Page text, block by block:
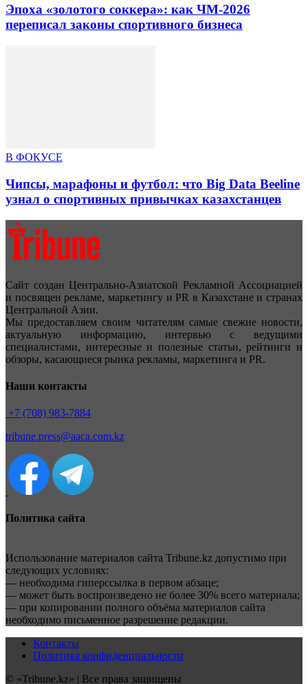
Эпоха «золотого соккера»: как ЧМ-2026
переписал законы спортивного бизнеса
В ФОКУСЕ
Чипсы, марафоны и футбол: что Big Data Beeline
узнал о спортивных привычках казахстанцев
Сайт создан Центрально-Азиатской Рекламной Ассоциацией
и посвящен рекламе, маркетингу и PR в Казахстане и странах
Центральной Азии.
Мы предоставляем своим читателям самые свежие новости,
актуальную информацию, интервью с ведущими
специалистами, интересные и полезные статьи, рейтинги и
обзоры, касающиеся рынка рекламы, маркетинга и PR.
Наши контакты
+7 (708) 983-7884
tribune.press@aaca.com.kz
Политика сайта
Использование материалов сайта Tribune.kz допустимо при
следующих условиях:
— необходима гиперссылка в первом абзаце;
— может быть воспроизведено не более 30% всего материала;
— при копировании полного объёма материалов сайта
необходимо письменное разрешение редакции.
Контакты
Политика конфиденциальности
© «Tribune.kz» | Все права защищены